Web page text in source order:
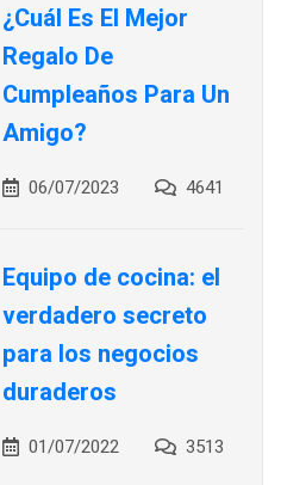
¿Cuál Es El Mejor
Regalo De
Cumpleaños Para Un
Amigo?
06/07/2023 4641
Equipo de cocina: el
verdadero secreto
para los negocios
duraderos
01/07/2022 3513